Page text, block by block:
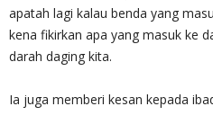
apatah lagi kalau benda yang
kena fikirkan apa yang masuk ke
darah daging kita.
Ia juga memberi kesan kepada